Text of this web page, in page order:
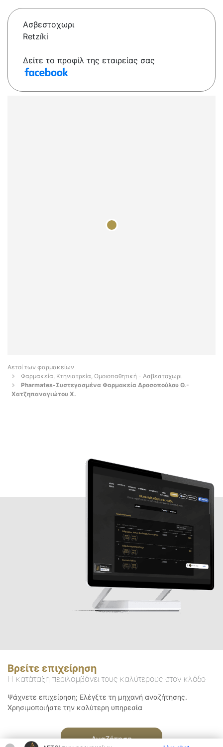
Ασβεστοχωρι
Retzíki
Δείτε το προφίλ της εταιρείας σας
Αετοί των φαρμακείων
Φαρμακεία, Κτηνιατρεία, Ομοιοπαθητική - Ασβεστοχωρι
Pharmates-Συστεγασμένα Φαρμακεία Δροσοπούλου Θ.-
Χατζηπαναγιώτου Χ.
Βρείτε επιχείρηση
Η κατάταξη περιλαμβάνει τους καλύτερους στον κλάδο
Ψάχνετε επιχείρηση; Ελέγξτε τη μηχανή αναζήτησης.
Χρησιμοποιήστε την καλύτερη υπηρεσία
Αναζήτηση